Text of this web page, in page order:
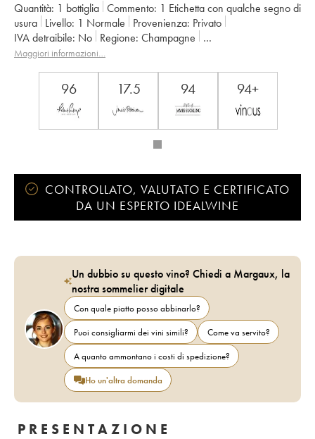
Quantità: 1 bottiglia Commento: 1 Etichetta con qualche segno di
usura Livello: 1 Normale Provenienza:
privato
IVA detraibile:
no Regione:
Champagne
Denominazione:
Champagne
Maggiori informazioni…
96 17.5 94 94+
CONTROLLATO, VALUTATO E CERTIFICATO
DA UN ESPERTO IDEALWINE
Un dubbio su questo vino? Chiedi a Margaux, la
nostra sommelier digitale
Con quale piatto posso abbinarlo?
Puoi consigliarmi dei vini simili?
Come va servito?
A quanto ammontano i costi di spedizione?
Ho un'altra domanda
PRESENTAZIONE